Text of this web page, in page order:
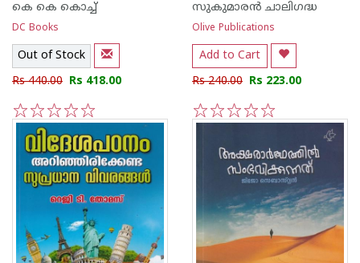
കെ കെ കൊച്ച്
DC Books
Out of Stock
Rs 440.00 Rs 418.00
5
4
3
2
1
സുകുമാരന്‍ ചാലിഗദ്ധ
Olive Publications
Add to Cart
Rs 240.00 Rs 223.00
5
4
3
2
1